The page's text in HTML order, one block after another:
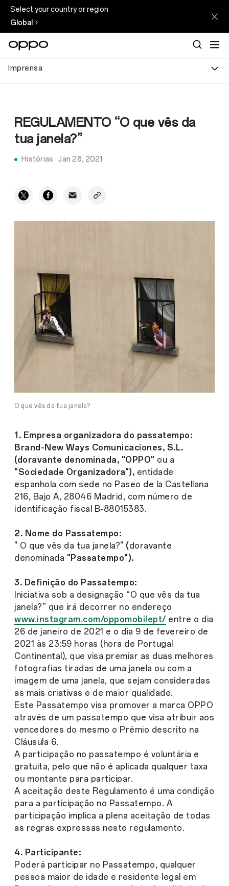
Select your country or region
Global
Imprensa
REGULAMENTO “O que vês da
tua janela?”
Histórias ·Jan 26, 2021
O que vês da tua janela?
1. Empresa organizadora do passatempo:
Brand-New Ways Comunicaciones, S.L.
(doravante denominada, "OPPO" ou a
"Sociedade Organizadora"), entidade
espanhola com sede no Paseo de la Castellana
216, Bajo A, 28046 Madrid, com número de
identificação fiscal B-88015383.
2. Nome do Passatempo:
" O que vês da tua janela?" (doravante
denominada "Passatempo").
3. Definição do Passatempo:
Iniciativa sob a designação “O que vês da tua
janela?” que irá decorrer no endereço
www.instagram.com/oppomobilept/ entre o dia
26 de janeiro de 2021 e o dia 9 de fevereiro de
2021 às 23:59 horas (hora de Portugal
Continental), que visa premiar as duas melhores
fotografias tiradas de uma janela ou com a
imagem de uma janela, que sejam consideradas
as mais criativas e de maior qualidade.
Este Passatempo visa promover a marca OPPO
através de um passatempo que visa atribuir aos
vencedores do mesmo o Prémio descrito na
Cláusula 6.
A participação no passatempo é voluntária e
gratuita, pelo que não é aplicada qualquer taxa
ou montante para participar.
A aceitação deste Regulamento é uma condição
para a participação no Passatempo. A
participação implica a plena aceitação de todas
as regras expressas neste regulamento.
4. Participante:
Poderá participar no Passatempo, qualquer
pessoa maior de idade e residente legal em